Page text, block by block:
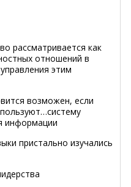
рассматривается как
отношений в
этим
возможен, если
информации
пристально изучались